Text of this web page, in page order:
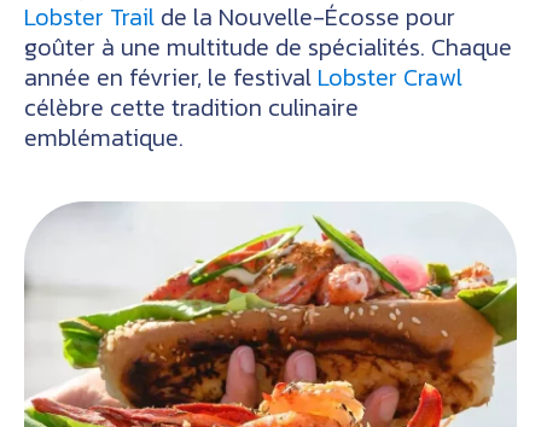
Lobster Trail de la Nouvelle-Écosse pour
goûter à une multitude de spécialités. Chaque
année en février, le festival Lobster Crawl
célèbre cette tradition culinaire
emblématique.